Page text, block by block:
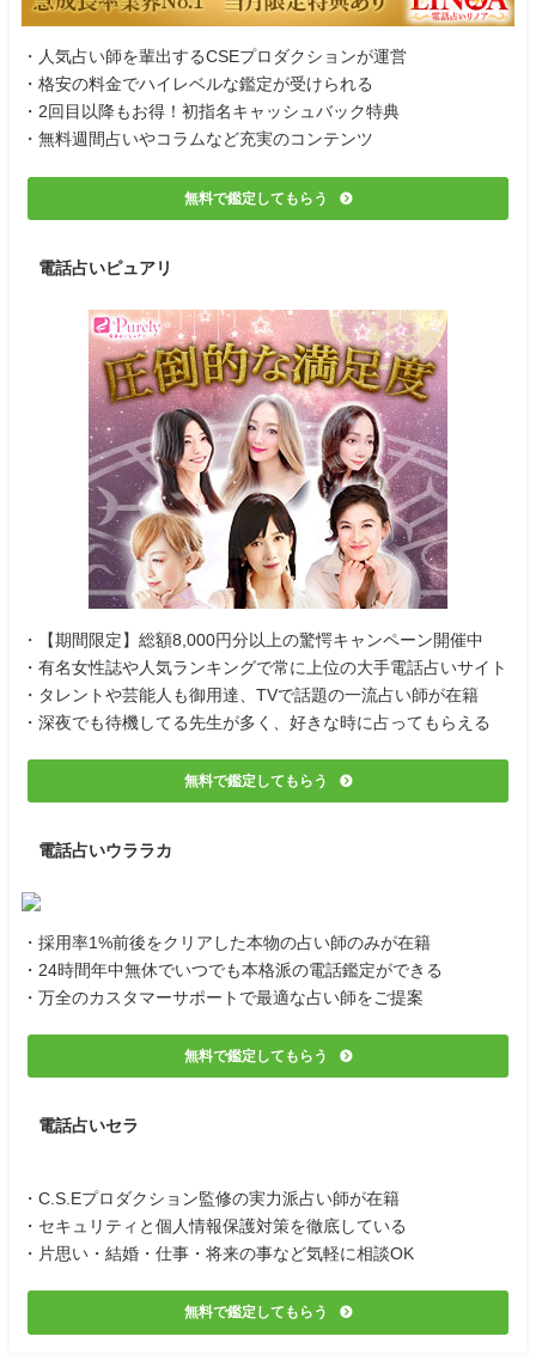
・人気占い師を輩出するCSEプロダクションが運営
・格安の料金でハイレベルな鑑定が受けられる
・2回目以降もお得！初指名キャッシュバック特典
・無料週間占いやコラムなど充実のコンテンツ
無料で鑑定してもらう
電話占いピュアリ
・【期間限定】総額8,000円分以上の驚愕キャンペーン開催中
・有名女性誌や人気ランキングで常に上位の大手電話占いサイト
・タレントや芸能人も御用達、TVで話題の一流占い師が在籍
・深夜でも待機してる先生が多く、好きな時に占ってもらえる
無料で鑑定してもらう
電話占いウララカ
・採用率1%前後をクリアした本物の占い師のみが在籍
・24時間年中無休でいつでも本格派の電話鑑定ができる
・万全のカスタマーサポートで最適な占い師をご提案
無料で鑑定してもらう
電話占いセラ
・C.S.Eプロダクション監修の実力派占い師が在籍
・セキュリティと個人情報保護対策を徹底している
・片思い・結婚・仕事・将来の事など気軽に相談OK
無料で鑑定してもらう